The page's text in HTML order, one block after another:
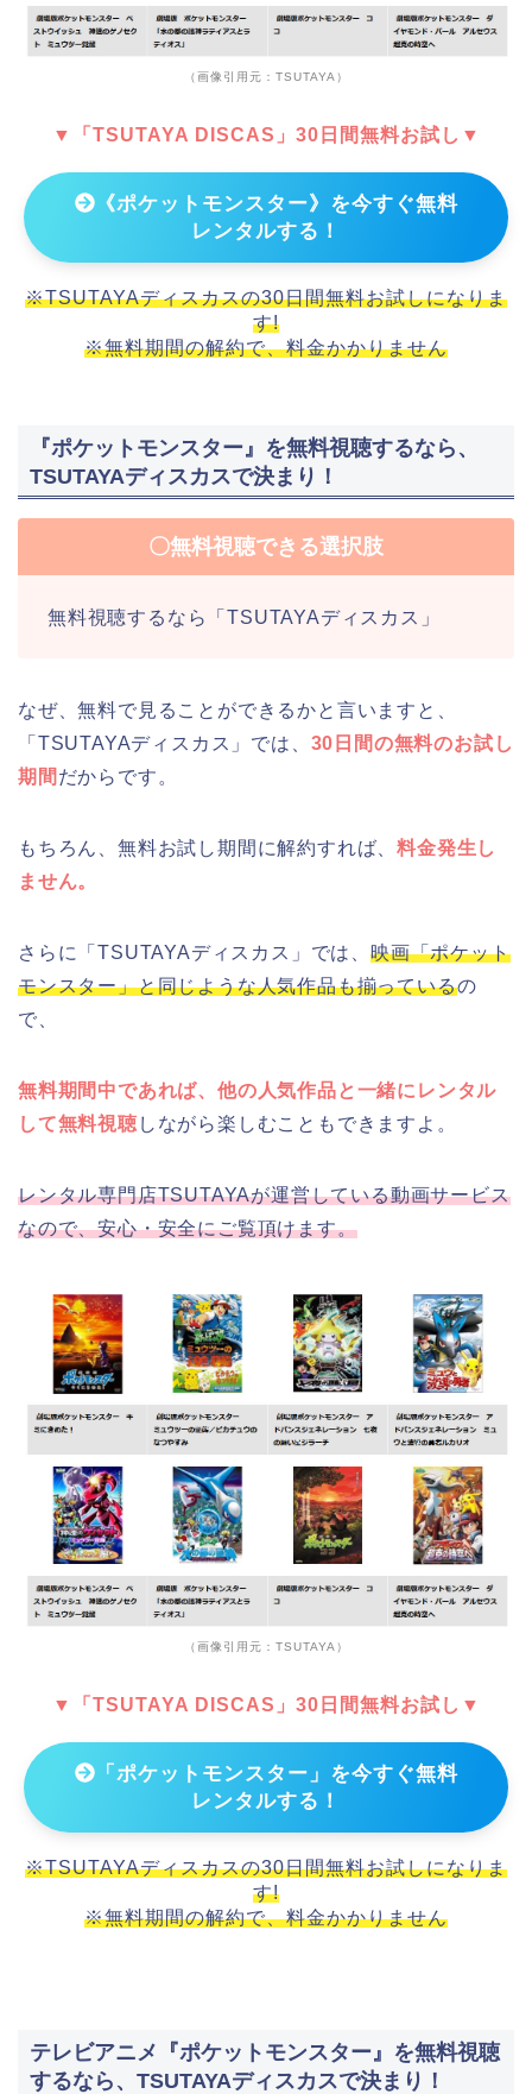
（画像引用元：TSUTAYA）
▼「TSUTAYA DISCAS」30日間無料お試し▼
《ポケットモンスター》を今すぐ無料
レンタルする！
※TSUTAYAディスカスの30日間無料お試しになりま
す!
※無料期間の解約で、料金かかりません
『ポケットモンスター』を無料視聴するなら、
TSUTAYAディスカスで決まり！
〇無料視聴できる選択肢
無料視聴するなら「TSUTAYAディスカス」
なぜ、無料で見ることができるかと言いますと、
「TSUTAYAディスカス」では、 30日間の無料のお試し
期間 だからです。
もちろん、無料お試し期間に解約すれば、料金発生し
ません。
さらに「TSUTAYAディスカス」では、 映画「ポケット
モンスター」と同じような人気作品も揃っているの
で、
無料期間中であれば、他の人気作品と一緒にレンタル
して無料視聴 しながら楽しむこともできますよ。
レンタル専門店TSUTAYAが運営している動画サービス
なので、安心・安全にご覧頂けます。
（画像引用元：TSUTAYA）
▼「TSUTAYA DISCAS」30日間無料お試し▼
「ポケットモンスター」を今すぐ無料
レンタルする！
※TSUTAYAディスカスの30日間無料お試しになりま
す!
※無料期間の解約で、料金かかりません
テレビアニメ『ポケットモンスター』を無料視聴
するなら、TSUTAYAディスカスで決まり！